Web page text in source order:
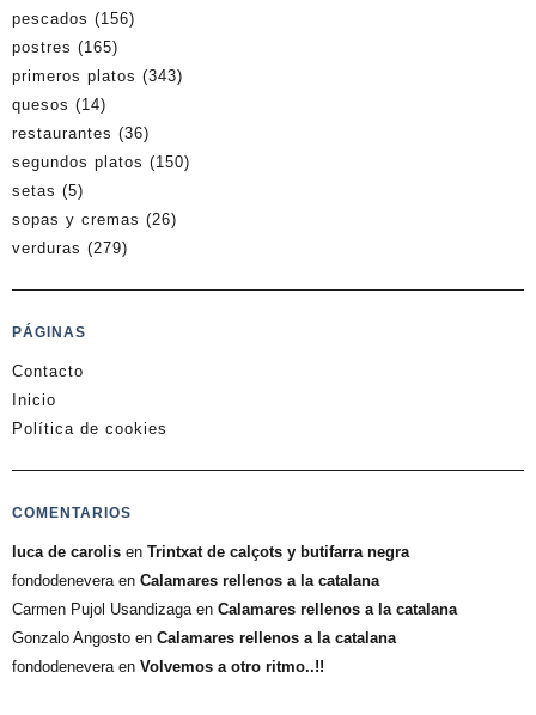
pescados (156)
postres (165)
primeros platos (343)
quesos (14)
restaurantes (36)
segundos platos (150)
setas (5)
sopas y cremas (26)
verduras (279)
PÁGINAS
Contacto
Inicio
Política de cookies
COMENTARIOS
luca de carolis en Trintxat de calçots y butifarra negra
fondodenevera en Calamares rellenos a la catalana
Carmen Pujol Usandizaga en Calamares rellenos a la catalana
Gonzalo Angosto en Calamares rellenos a la catalana
fondodenevera en Volvemos a otro ritmo..!!